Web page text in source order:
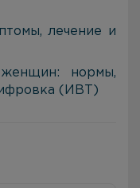
лечение и
нормы,
(ИВТ)